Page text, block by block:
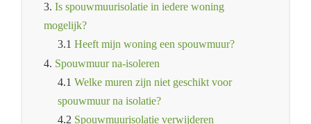
3. Is spouwmuurisolatie in iedere woning
mogelijk?
3.1 Heeft mijn woning een spouwmuur?
4. Spouwmuur na-isoleren
4.1 Welke muren zijn niet geschikt voor
spouwmuur na isolatie?
4.2 Spouwmuurisolatie verwijderen